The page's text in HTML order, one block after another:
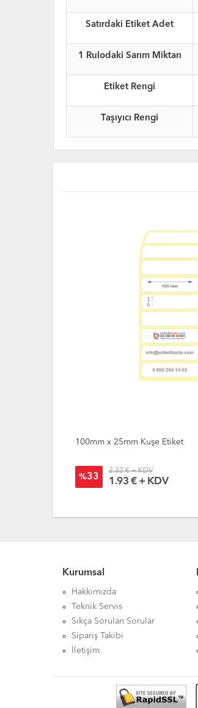
Satırdaki Etiket Adet
1 Rulodaki Sarım Miktarı
Etiket Rengi
Taşıyıcı Rengi
100mm x 25mm Kuşe Etiket
%33
2.32 € + KDV
1.93 € + KDV
Kurumsal
Hakkımızda
Teknik Servis
Sıkça Sorulan Sorular
Sipariş Takibi
İletişim